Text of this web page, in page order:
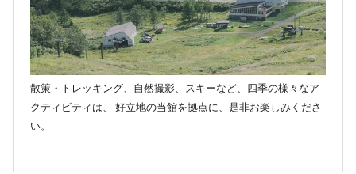
散策・トレッキング、自然撮影、スキーなど、四季の様々なア
クティビティは、 好立地の当館を拠点に、是非お楽しみくださ
い。